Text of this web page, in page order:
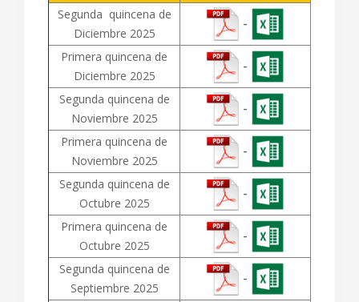
Segunda quincena de
Diciembre 2025
-
Primera quincena de
Diciembre 2025
-
Segunda quincena de
Noviembre 2025
-
Primera quincena de
Noviembre 2025
-
Segunda quincena de
Octubre 2025
-
Primera quincena de
Octubre 2025
-
Segunda quincena de
Septiembre 2025
-